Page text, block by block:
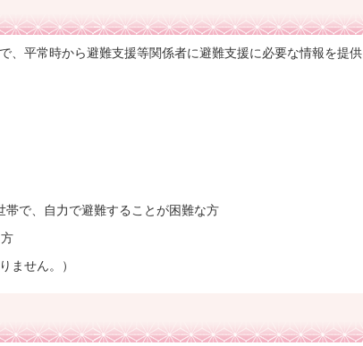
、平常時から避難支援等関係者に避難支援に必要な情報を提供
で、自力で避難することが困難な方
ません。）